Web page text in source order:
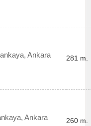
Ankara 281 m.
Ankara 260 m.